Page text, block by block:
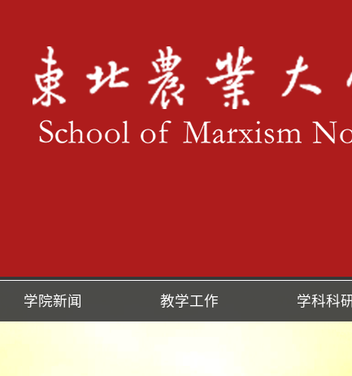
学院新闻 教学工作 学科科